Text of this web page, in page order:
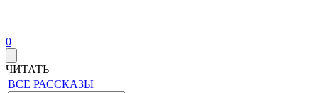
0
ЧИТАТЬ
ВСЕ РАССКАЗЫ